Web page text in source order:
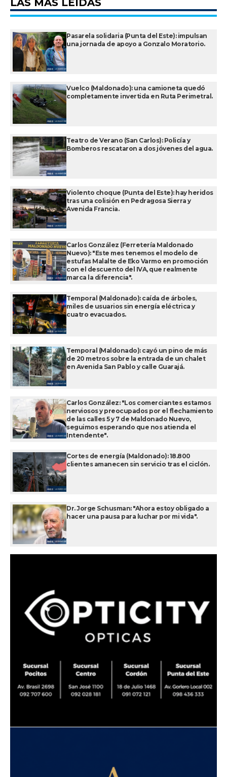
LAS MÁS LEÍDAS
Pasarela solidaria (Punta del Este): impulsan
una jornada de apoyo a Gonzalo Moratorio.
Vuelco (Maldonado): una camioneta quedó
completamente invertida en Ruta Perimetral.
Teatro de Verano (San Carlos): Policía y
Bomberos rescataron a dos jóvenes del agua.
Violento choque (Punta del Este): hay heridos
tras una colisión en Pedragosa Sierra y
Avenida Francia.
Carlos González (Ferretería Maldonado
Nuevo): "Este mes tenemos el modelo de
estufas Malalte de Eko Varmo en promoción
con el descuento del IVA, que realmente
marca la diferencia".
Temporal (Maldonado): caída de árboles,
miles de usuarios sin energía eléctrica y
cuatro evacuados.
Temporal (Maldonado): cayó un pino de más
de 20 metros sobre la entrada de un chalet
en Avenida San Pablo y calle Guarajá.
Carlos González: "Los comerciantes estamos
nerviosos y preocupados por el flechamiento
de las calles 5 y 7 de Maldonado Nuevo,
seguimos esperando que nos atienda el
Intendente".
Cortes de energía (Maldonado): 18.800
clientes amanecen sin servicio tras el ciclón.
Dr. Jorge Schusman: "Ahora estoy obligado a
hacer una pausa para luchar por mi vida".